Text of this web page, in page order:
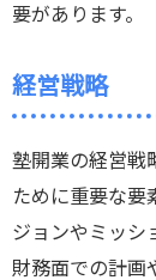
要があります。
経営戦略
塾開業の経営戦
ために重要な要
ジョンやミッシ
財務面での計画